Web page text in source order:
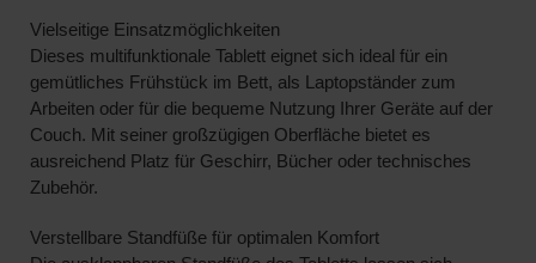
Vielseitige Einsatzmöglichkeiten
Dieses multifunktionale Tablett eignet sich ideal für ein
gemütliches Frühstück im Bett, als Laptopständer zum
Arbeiten oder für die bequeme Nutzung Ihrer Geräte auf der
Couch. Mit seiner großzügigen Oberfläche bietet es
ausreichend Platz für Geschirr, Bücher oder technisches
Zubehör.
Verstellbare Standfüße für optimalen Komfort